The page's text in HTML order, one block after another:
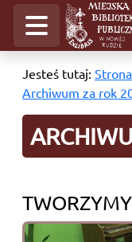
Jesteś tutaj:
Archiwum za rok